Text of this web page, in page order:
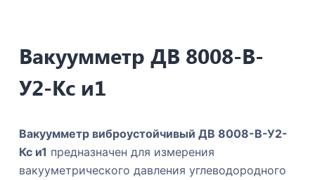
Вакуумметр ДВ 8008-В-
У2-Кс и1
Вакуумметр виброустойчивый ДВ 8008-В-У2-
Кс и1 предназначен для измерения
вакууметрического давления углеводородного